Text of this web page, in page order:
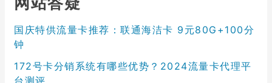
国庆特供流量卡推荐：联通海洁卡 9元80G+100分
钟
172号卡分销系统有哪些优势？2024流量卡代理平